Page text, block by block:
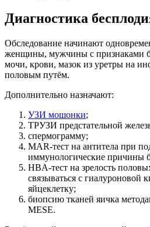
Диагностика
Обследование начинают
женщины, мужчины с признаками
мочи, крови, мазок из уретры на
половым путём.
Дополнительно назначают:
УЗИ мошонки;
ТРУЗИ предстательной
спермограмму;
MAR-тест на антитела при
иммунологические причины
HBA-тест на зрелость
связываться с гиалуроновой
яйцеклетку;
биопсию тканей яичка
MESE.